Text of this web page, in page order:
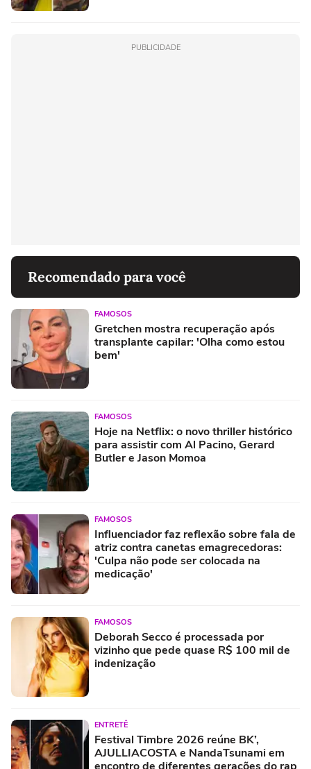
PUBLICIDADE
Recomendado para você
FAMOSOS
Gretchen mostra recuperação após
transplante capilar: 'Olha como estou
bem'
FAMOSOS
Hoje na Netflix: o novo thriller histórico
para assistir com Al Pacino, Gerard
Butler e Jason Momoa
FAMOSOS
Influenciador faz reflexão sobre fala de
atriz contra canetas emagrecedoras:
'Culpa não pode ser colocada na
medicação'
FAMOSOS
Deborah Secco é processada por
vizinho que pede quase R$ 100 mil de
indenização
ENTRETÊ
Festival Timbre 2026 reúne BK’,
AJULLIACOSTA e NandaTsunami em